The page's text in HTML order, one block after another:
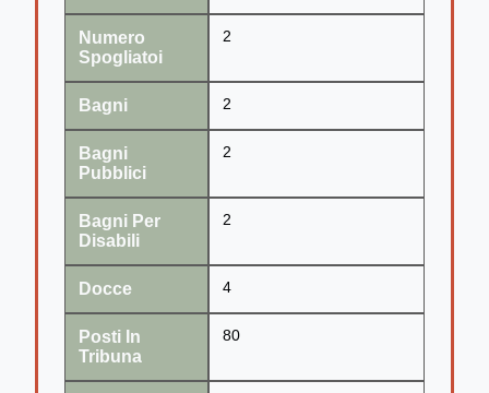
Numero
Spogliatoi
2
Bagni 2
Bagni
Pubblici
2
Bagni Per
Disabili
2
Docce 4
Posti In
Tribuna
80